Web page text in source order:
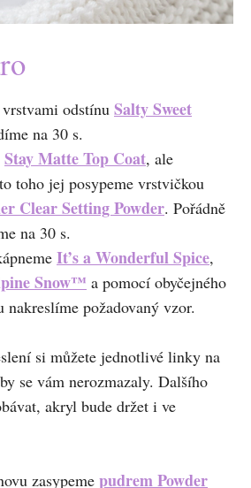
odstínu Salty Sweet
na 30 s.
Stay Matte Top Coat, ale
toho jej posypeme vrstvičkou
Clear Setting Powder. Pořádně
na 30 s.
It’s a Wonderful Spice,
Snow™ a pomocí obyčejného
nakreslíme požadovaný vzor.
si můžete jednotlivé linky na
se vám nerozmazaly. Dalšího
akryl bude držet i ve
zasypeme pudrem Powder